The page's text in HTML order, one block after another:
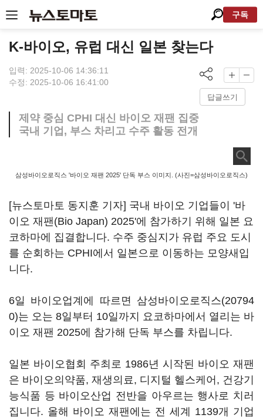
구독
K-바이오, 유럽 대신 일본 찾는다
입력: 2025-10-06 14:36:11
수정: 2025-10-06 16:41:00
답글쓰기
제약 중심 CPHI 대신 바이오 재팬 집중
국내 기업, 부스 차리고 수주 활동 전개
삼성바이오로직스 '바이오 재팬 2025' 단독 부스 이미지. (사진=삼성바이오로직스)
[뉴스토마토 동지훈 기자] 국내 바이오 기업들이 '바
이오 재팬(Bio Japan) 2025'에 참가하기 위해 일본 요
코하마에 집결합니다. 수주 중심지가 유럽 주요 도시
를 순회하는 CPHI에서 일본으로 이동하는 모양새입
니다.
6일 바이오업계에 따르면 삼성바이오로직스(20794
0)는 오는 8일부터 10일까지 요코하마에서 열리는 바
이오 재팬 2025에 참가해 단독 부스를 차립니다.
일본 바이오협회 주최로 1986년 시작된 바이오 재팬
은 바이오의약품, 재생의료, 디지털 헬스케어, 건강기
능식품 등 바이오산업 전반을 아우르는 행사로 치러
집니다. 올해 바이오 재팬에는 전 세계 1139개 기업